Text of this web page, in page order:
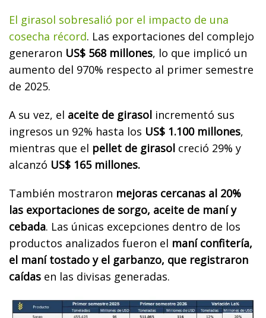
El girasol sobresalió por el impacto de una
cosecha récord. Las exportaciones del complejo
generaron US$ 568 millones, lo que implicó un
aumento del 970% respecto al primer semestre
de 2025.
A su vez, el aceite de girasol incrementó sus
ingresos un 92% hasta los US$ 1.100 millones,
mientras que el pellet de girasol creció 29% y
alcanzó US$ 165 millones.
También mostraron mejoras cercanas al 20%
las exportaciones de sorgo, aceite de maní y
cebada. Las únicas excepciones dentro de los
productos analizados fueron el maní confitería,
el maní tostado y el garbanzo, que registraron
caídas en las divisas generadas.